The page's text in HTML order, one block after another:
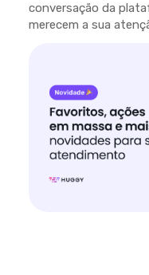
conversação da
merecem a sua